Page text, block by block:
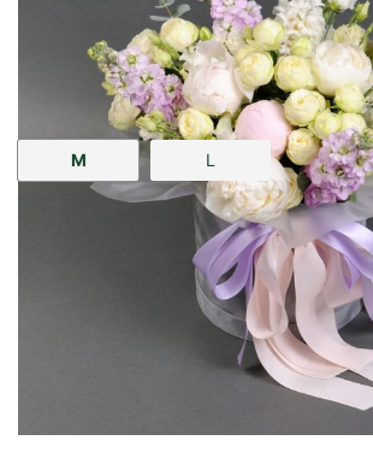
см 30см
M L
Додати до кошика
Купити в один клік